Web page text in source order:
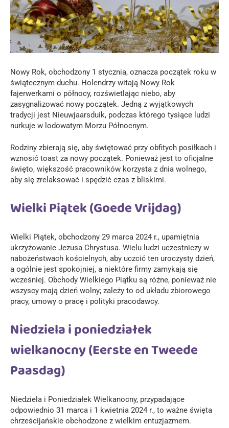
Nowy Rok, obchodzony 1 stycznia, oznacza początek roku w
świątecznym duchu. Holendrzy witają Nowy Rok
fajerwerkami o północy, rozświetlając niebo, aby
zasygnalizować nowy początek. Jedną z wyjątkowych
tradycji jest Nieuwjaarsduik, podczas którego tysiące ludzi
nurkuje w lodowatym Morzu Północnym.
Rodziny zbierają się, aby świętować przy obfitych posiłkach i
wznosić toast za nowy początek. Ponieważ jest to oficjalne
święto, większość pracowników korzysta z dnia wolnego,
aby się zrelaksować i spędzić czas z bliskimi.
Wielki Piątek (Goede Vrijdag)
Wielki Piątek, obchodzony 29 marca 2024 r., upamiętnia
ukrzyżowanie Jezusa Chrystusa. Wielu ludzi uczestniczy w
nabożeństwach kościelnych, aby uczcić ten uroczysty dzień,
a ogólnie jest spokojniej, a niektóre firmy zamykają się
wcześniej. Obchody Wielkiego Piątku są różne, ponieważ nie
wszyscy mają dzień wolny; zależy to od układu zbiorowego
pracy, umowy o pracę i polityki pracodawcy.
Niedziela i poniedziałek
wielkanocny (Eerste en Tweede
Paasdag)
Niedziela i Poniedziałek Wielkanocny, przypadające
odpowiednio 31 marca i 1 kwietnia 2024 r., to ważne święta
chrześcijańskie obchodzone z wielkim entuzjazmem.